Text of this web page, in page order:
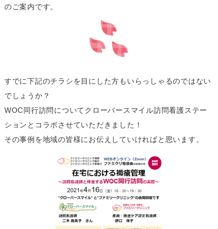
のご案内です。
すでに下記のチラシを目にした方もいらっしゃるのではない
でしょうか？
WOC同行訪問についてクローバースマイル訪問看護ステー
ションとコラボさせていただきました！
その事例を地域の皆様にお伝えしていければと思います。